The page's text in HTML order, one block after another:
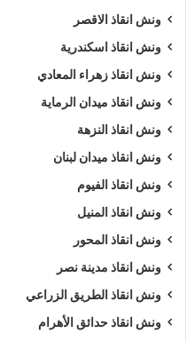
ونش انقاذ الاقصر
ونش انقاذ اسكندرية
ونش انقاذ زهراء المعادي
ونش انقاذ ميدان الرماية
ونش انقاذ النزهة
ونش انقاذ ميدان لبنان
ونش انقاذ الفيوم
ونش انقاذ المنيل
ونش انقاذ المحور
ونش انقاذ مدينة نصر
ونش انقاذ الطريق الزراعي
ونش انقاذ حدائق الأهرام